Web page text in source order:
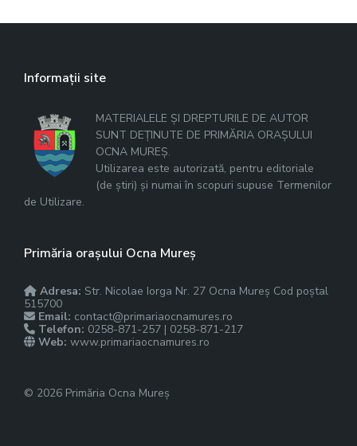
Informații site
MATERIALELE ȘI DREPTURILE DE AUTOR
SUNT DEȚINUTE DE PRIMĂRIA ORAȘULUI
OCNA MUREȘ.
Utilizarea este autorizată, pentru editoriale
(de știri) și numai în scopuri supuse Termenilor
de Utilizare.
Primăria orașului Ocna Mureș
Adresa: Str. Nicolae Iorga Nr. 27 Ocna Mureș Cod poștal
515700
Email: contact@primariaocnamures.ro
Telefon: 0258-871-257 | 0258-871-217
Web: www.primariaocnamures.ro
© 2026 Primăria Ocna Mureș